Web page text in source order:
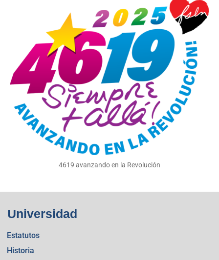
4619 avanzando en la Revolución
Universidad
Estatutos
Historia